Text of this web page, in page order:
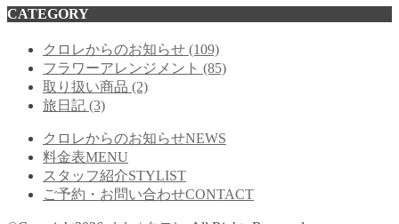
CATEGORY
クロレからのお知らせ (109)
フラワーアレンジメント (85)
取り扱い商品 (2)
旅日記 (3)
クロレからのお知らせNEWS
料金表MENU
スタッフ紹介STYLIST
ご予約・お問い合わせCONTACT